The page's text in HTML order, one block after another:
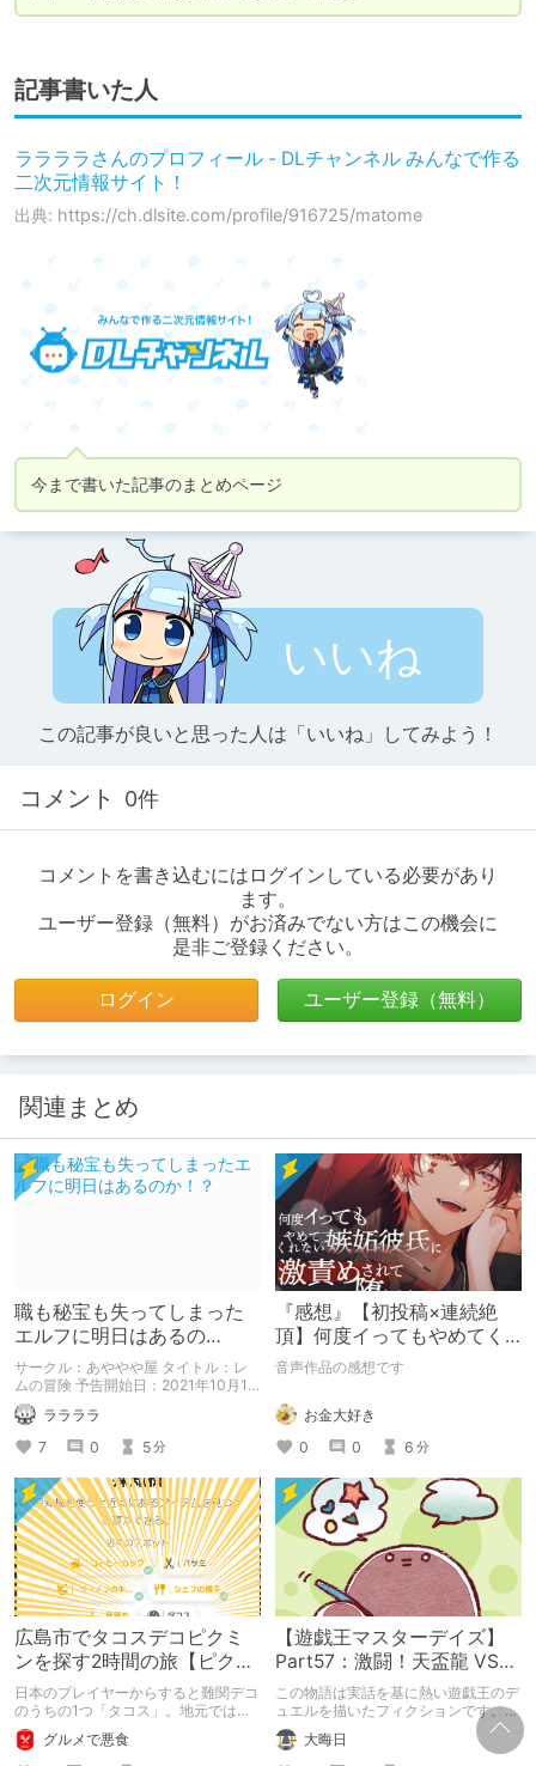
記事書いた人
ララララさんのプロフィール - DLチャンネル みんなで作る
二次元情報サイト！
出典: https://ch.dlsite.com/profile/916725/matome
今まで書いた記事のまとめページ
いいね
この記事が良いと思った人は「いいね」してみよう！
コメント 0件
コメントを書き込むにはログインしている必要があり
ます。
ユーザー登録（無料）がお済みでない方はこの機会に
是非ご登録ください。
ログイン ユーザー登録（無料）
関連まとめ
職も秘宝も失ってしまった
エルフに明日はあるの
か！？
サークル：あややや屋 タイトル：レ
ムの冒険 予告開始日：2021年10月11
日 発売予定時期 ：2022年01月下旬
予定価格：880円 予告作品の紹介記
事になります！
ララララ
7
0 5分
『感想』【初投稿×連続絶
頂】何度イってもやめてく
れない嫉妬彼氏に激責めさ
音声作品の感想です
お金大好き
0
0 6 分
広島市でタコスデコピクミ
ンを探す2時間の旅【ピクミ
ンブルーム / Pikmin
Bloom】
日本のプレイヤーからすると難関デコ
のうちの1つ「タコス」。地元では見
つけられなかった男が広島で探す旅を
お送りします。ねくすと5月のテーマ
グルメで悪食
【遊戯王マスターデイズ】
Part57：激闘！天盃龍 VS
千年D【架空デュエル】
この物語は実話を基に熱い遊戯王のデ
ュエルを描いたフィクションです。
（自分用メモ：2025-05-14）
大晦日